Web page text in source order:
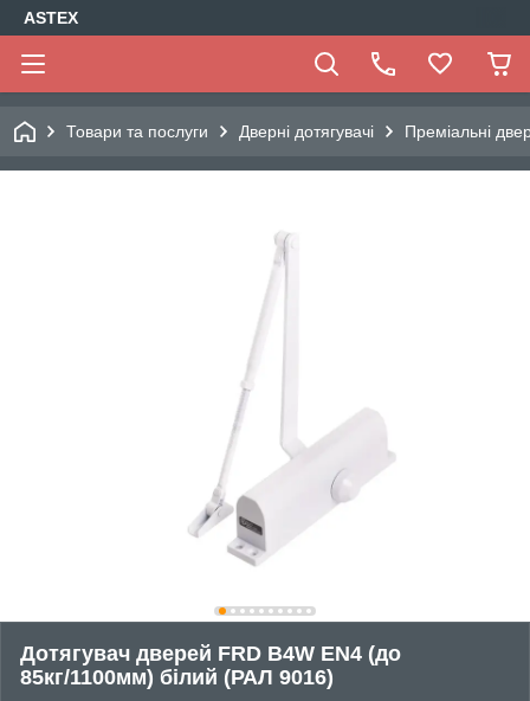
ASTEX
Товари та послуги Дверні дотягувачі Преміальні
Дотягувач дверей FRD B4W EN4 (до
85кг/1100мм) білий (РАЛ 9016)